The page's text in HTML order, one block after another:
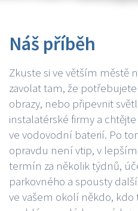
Náš příběh
Zkuste si ve větším městě
zavolat tam, že
obrazy, nebo připevnit
instalatérské firmy a
ve vodovodní baterií. Po
opravdu není vtip, v
termín za několik týdnů,
parkovného a spousty
ve vašem okolí někdo, kdo